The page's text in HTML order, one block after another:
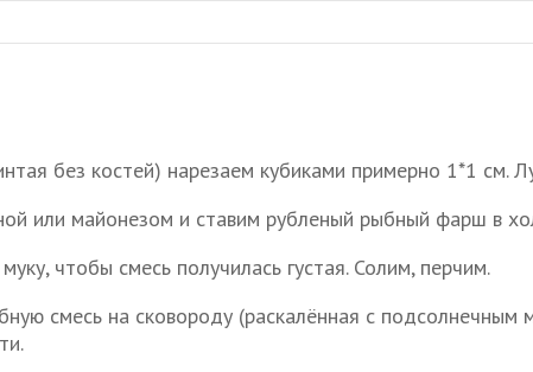
без костей) нарезаем кубиками примерно 1*1 см.
или майонезом и ставим рубленый рыбный фарш в
чтобы смесь получилась густая. Солим, перчим.
смесь на сковороду (раскалённая с подсолнечным